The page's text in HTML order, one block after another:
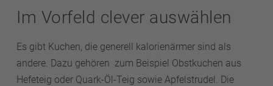
Im Vorfeld clever auswählen
Es gibt Kuchen, die generell kalorienärmer sind als
andere. Dazu gehören zum Beispiel Obstkuchen aus
Hefeteig oder Quark-Öl-Teig sowie Apfelstrudel. Die